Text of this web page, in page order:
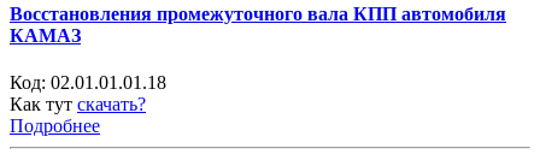
Восстановления промежуточного вала КПП автомобиля
КАМАЗ
Код: 02.01.01.01.18
Как тут скачать?
Подробнее